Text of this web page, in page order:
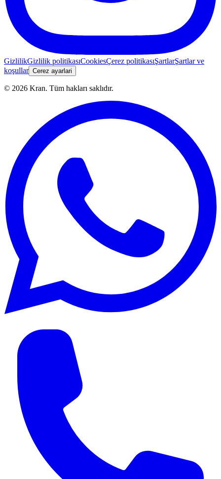
GizlilikGizlilik politikasıCookiesÇerez politikasıŞartlarŞartlar ve
koşullar Cerez ayarlari
© 2026 Kran. Tüm hakları saklıdır.